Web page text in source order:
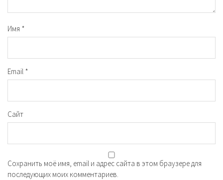
Имя *
Email *
Сайт
Сохранить моё имя, email и адрес сайта в этом браузере для
последующих моих комментариев.